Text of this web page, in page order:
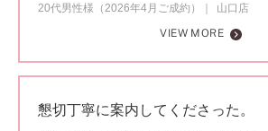
20代男性様（2026年4月ご成約）
山口店
VIEW MORE
懇切丁寧に案内してくださった。